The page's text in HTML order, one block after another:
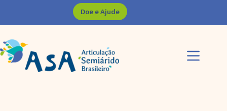
Doe e Ajude